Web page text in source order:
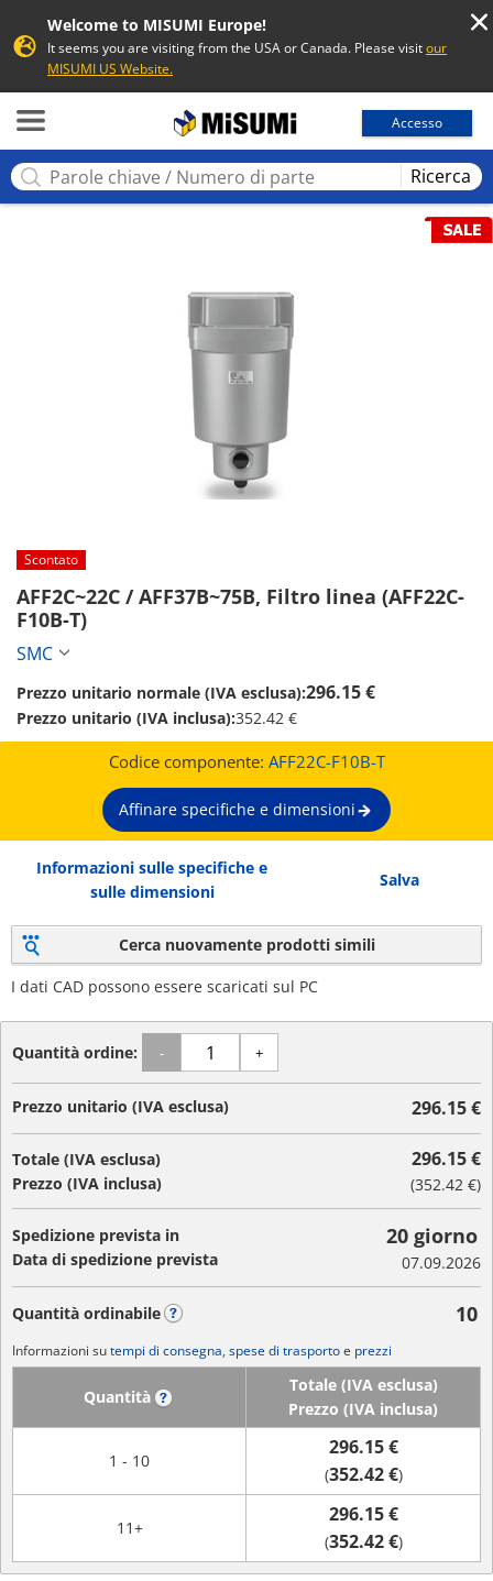
Welcome to MISUMI Europe!
It seems you are visiting from the USA or Canada. Please visitour
MISUMI US Website.
Accesso
Ricerca
Scontato
AFF2C~22C / AFF37B~75B, Filtro linea (AFF22C-
F10B-T)
SMC
Prezzo unitario normale (IVA esclusa):296.15 €
Prezzo unitario (IVA inclusa):352.42 €
Codice componente: AFF22C-F10B-T
Affinare specifiche e dimensioni
Informazioni sulle specifiche e
sulle dimensioni
Salva
Cerca nuovamente prodotti simili
I dati CAD possono essere scaricati sul PC
Quantità ordine: - +
Prezzo unitario (IVA esclusa) 296.15 €
Totale (IVA esclusa)
Prezzo (IVA inclusa)
296.15 €
(352.42 €)
Spedizione prevista in
Data di spedizione prevista
20 giorno
07.09.2026
Quantità ordinabile 10
Informazioni sutempi di consegna, spese di trasportoe prezzi
Quantità
Totale (IVA esclusa)
Prezzo (IVA inclusa)
1 - 10
296.15 €
(352.42 €)
11+
296.15 €
(352.42 €)